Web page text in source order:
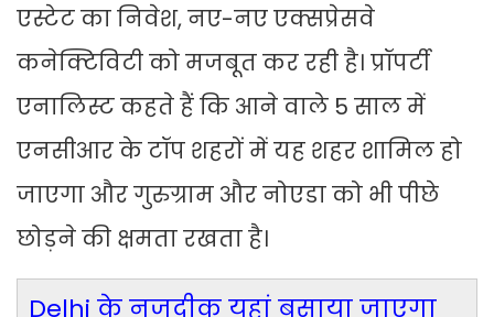
एस्टेट का निवेश, नए-नए एक्सप्रेसवे
कनेक्टिविटी को मजबूत कर रही है। प्रॉपर्टी
एनालिस्ट कहते हैं कि आने वाले 5 साल में
एनसीआर के टॉप शहरों में यह शहर शामिल हो
जाएगा और गुरुग्राम और नोएडा को भी पीछे
छोड़ने की क्षमता रखता है।
Delhi के नजदीक यहां बसाया जाएगा